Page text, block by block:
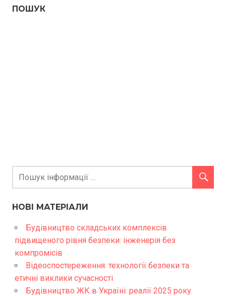
ПОШУК
НОВІ МАТЕРІАЛИ
Будівництво складських комплексів
підвищеного рівня безпеки: інженерія без
компромісів
Відеоспостереження: технології безпеки та
етичні виклики сучасності
Будівництво ЖК в Україні: реалії 2025 року